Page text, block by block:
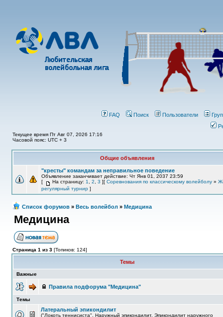
FAQ Поиск Пользователи
Текущее время Пт Авг 07, 2026 17:16
Часовой пояс: UTC + 3
Общие объявления
"кресты" командам за неправильное поведение
Объявление заканчивает действие: Чт Янв 01, 2037 23:59
[
На страницу: 1 2 3 ][ Соревнования по классическому волейболу »
регулярный турнир ]
Список форумов » Весь волейбол » Медицина
Медицина
Страница 1 из 3 [Топиков: 124]
Темы
Важные
Правила подфорума "Медицина"
Темы
Латеральный эпикондилит
("Локоть теннисиста", Наружный эпикондилит, Эпикондилит наружного